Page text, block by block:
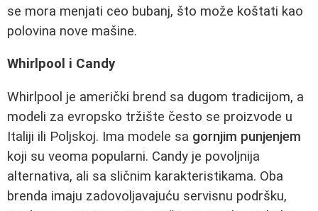
se mora menjati ceo bubanj, što može koštati kao
polovina nove mašine.
Whirlpool i Candy
Whirlpool je američki brend sa dugom tradicijom, a
modeli za evropsko tržište često se proizvode u
Italiji ili Poljskoj. Ima modele sa gornjim punjenjem
koji su veoma popularni. Candy je povoljnija
alternativa, ali sa sličnim karakteristikama. Oba
brenda imaju zadovoljavajuću servisnu podršku,